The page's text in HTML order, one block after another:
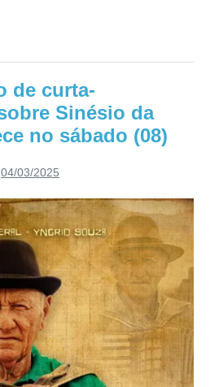
de curta-
Sinésio da
no sábado (08)
04/03/2025